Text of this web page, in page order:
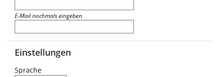
E-Mail nochmals eingeben
Einstellungen
Sprache